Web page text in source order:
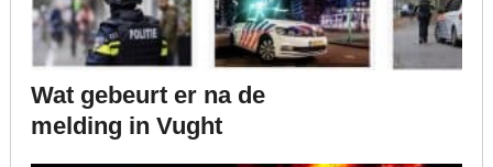
Wat gebeurt er na de
melding in Vught